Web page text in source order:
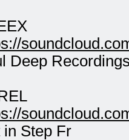
Deep
in Step Fr